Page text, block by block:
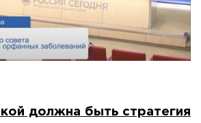
должна быть стратегия